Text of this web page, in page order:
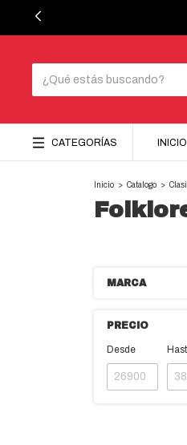
CATEGORÍAS INICIO
Inicio > Catalogo >
MARCA
PRECIO
Desde